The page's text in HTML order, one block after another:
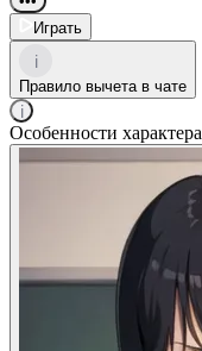
Играть
i
Правило вычета в чате
i
Особенности характера